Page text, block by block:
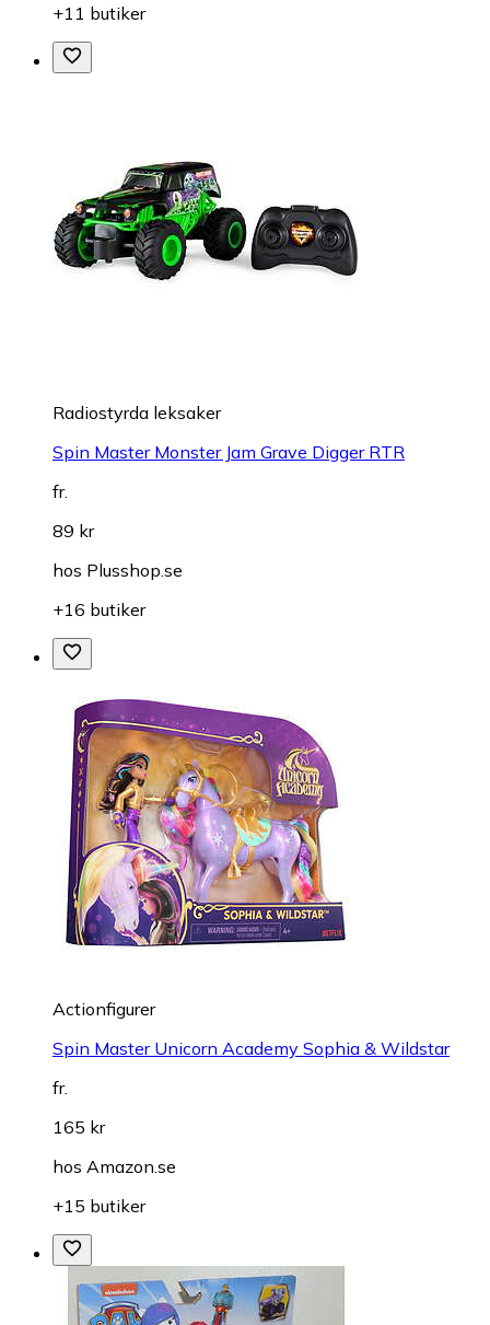
+11 butiker
Radiostyrda leksaker
Spin Master Monster Jam Grave Digger RTR
fr.
89 kr
hos Plusshop.se
+16 butiker
Actionfigurer
Spin Master Unicorn Academy Sophia & Wildstar
fr.
165 kr
hos Amazon.se
+15 butiker